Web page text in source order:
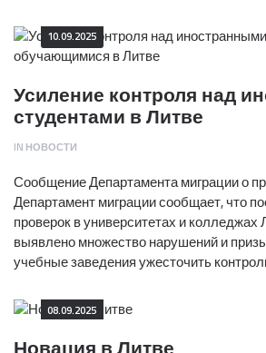
10.09.2025
Усиление контроля над
студентами в Литве
IN НОВОСТИ
Сообщение Департамента миграции о
Департамент миграции сообщает, что
проверок в университетах и
выявлено множество нарушений и
учебные заведения ужесточить
08.09.2025